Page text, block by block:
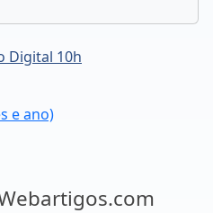
Digital 10h
e ano)